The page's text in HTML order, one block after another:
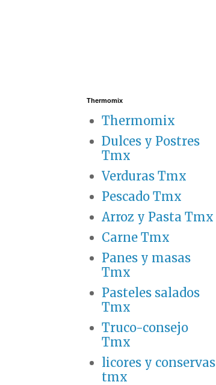
Thermomix
Thermomix
Dulces y Postres
Tmx
Verduras Tmx
Pescado Tmx
Arroz y Pasta Tmx
Carne Tmx
Panes y masas
Tmx
Pasteles salados
Tmx
Truco-consejo
Tmx
licores y conservas
tmx